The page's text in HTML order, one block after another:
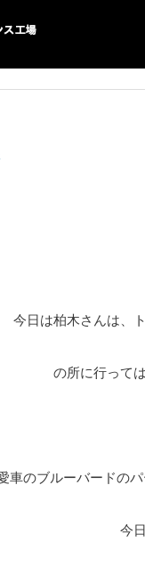
工場
今日は柏木さんは、
の所に行って
車のブルーバードの
今